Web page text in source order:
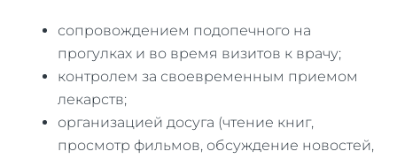
сопровождением подопечного на
прогулках и во время визитов к врачу;
контролем за своевременным приемом
лекарств;
организацией досуга (чтение книг,
просмотр фильмов, обсуждение новостей,